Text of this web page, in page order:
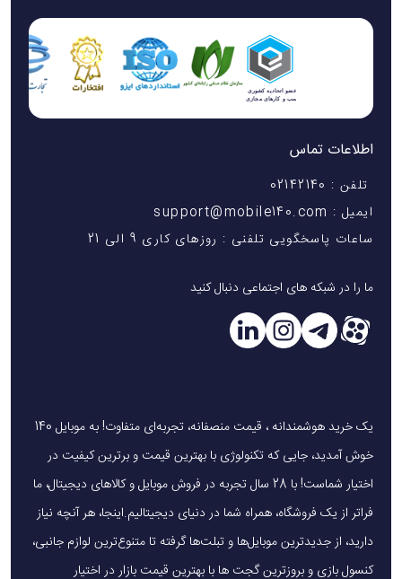
اطلاعات تماس
تلفن : 02142140
ایمیل : support@mobile140.com
ساعات پاسخگویی تلفنی : روزهای کاری 9 الی 21
ما را در شبکه های اجتماعی دنبال کنید
یک خرید هوشمندانه ، قیمت منصفانه، تجربه‌ای متفاوت! به موبایل 140
خوش آمدید، جایی که تکنولوژی با بهترین قیمت و برترین کیفیت در
اختیار شماست! با 28 سال تجربه در فروش موبایل و کالاهای دیجیتال، ما
فراتر از یک فروشگاه، همراه شما در دنیای دیجیتالیم.اینجا، هر آنچه نیاز
دارید، از جدیدترین موبایل‌ها و تبلت‌ها گرفته تا متنوع‌ترین لوازم جانبی،
کنسول بازی و بروزترین گجت ها با بهترین قیمت بازار در اختیار